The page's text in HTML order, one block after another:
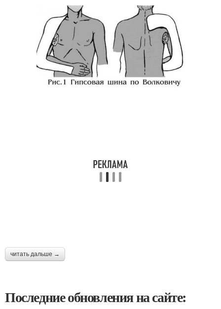
читать дальше →
Последние обновления на сайте: